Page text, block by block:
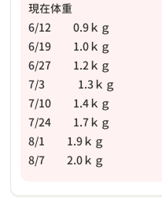
現在体重
6/12 0.9ｋｇ
6/19 1.0ｋｇ
6/27 1.2ｋｇ
7/3 1.3ｋｇ
7/10 1.4ｋｇ
7/24 1.7ｋｇ
8/1 1.9ｋｇ
8/7 2.0ｋｇ